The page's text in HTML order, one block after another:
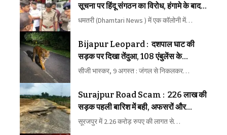
सूचना पर हिंदू संगठन का विरोध, हंगामे के बाद
पहुंची पुलिस
धमतरी (Dhamtari News ) में एक कॉलोनी में…
Bijapur Leopard : दशपाल घाट की
सड़क पर दिखा तेंदुआ, 108 एंबुलेंस के
पायलट-ईएमटी ने कैमरे में किया कैद
सीजी भास्कर, 9 अगस्त : जंगल से निकलकर…
Surajpur Road Scam : 226 लाख की
सड़क पहली बारिश में बही, अफसरों और
ठेकेदार पर गंभीर आरोप
सूरजपुर में 2.26 करोड़ रुपए की लागत से…